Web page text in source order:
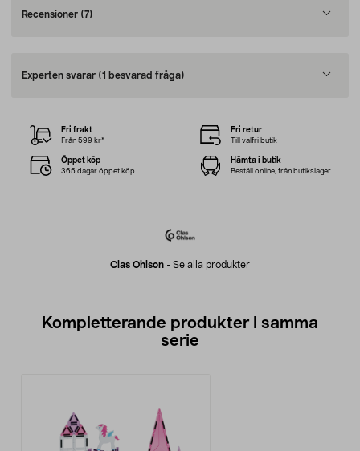
Recensioner (7)
Experten svarar (1 besvarad fråga)
Clas Ohlson - Se alla produkter
Fri frakt
Från 599 kr*
Fri retur
Till valfri butik
Öppet köp
365 dagar öppet köp
Hämta i butik
Beställ online, från butikslager
Kompletterande produkter i samma
serie